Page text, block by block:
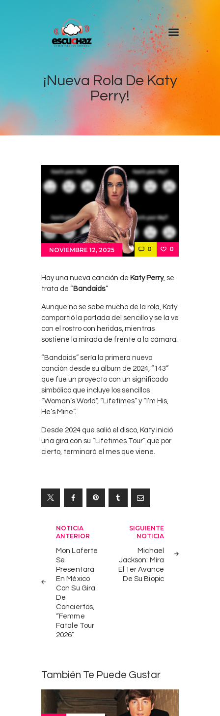
¡Nueva Rola De Katy
Perry!
Inicio
Programas
DJ’s
Colaboradores
Noticias
NOVIEMBRE 12, 2025 0 0
Hay una nueva canción de Katy Perry, se
trata de “ Bandaids.”
Aunque no se sabe mucho de la rola, Katy
compartió la portada del sencillo y se la ve
con el rostro con heridas, mientras
sostiene la mirada de frente a la cámara.
“Bandaids” sería la primera nueva
canción desde su álbum de 2024, “143”
que fue un proyecto con un significado
simbólico que incluye los sencillos
“Woman’s World”, “Lifetimes” y “I’m His,
He’s Mine”.
Desde 2024 que salió el disco, Katy inició
una gira con su “Lifetimes Tour” que por
cierto, terminará el mes que viene.
Navegación
entradas
NOTICIA
ANTERIOR
Mon Laferte
Se
Presentará
En México
Con Su Gira
De
Conciertos,
“Femme
Fatale Tour
2026”
SIGUIENTE
NOTICIA
Michael
Jackson: Mira
El 1er Avance
De Su Biopic
También Te Puede Gustar